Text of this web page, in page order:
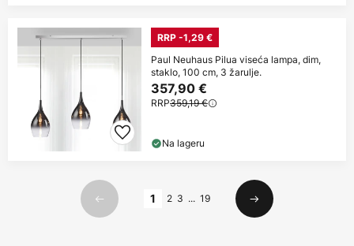
RRP -1,29 €
Paul Neuhaus Pilua viseća lampa, dim,
staklo, 100 cm, 3 žarulje.
357,90 €
RRP359,19 €
Na lageru
Prethodno
1 2 3 ... 19
Sljedeći